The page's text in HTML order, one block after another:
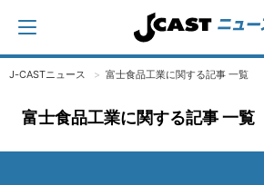
J-CASTニュース 富士食品工業に関する記事 一覧
富士食品工業に関する記事 一覧